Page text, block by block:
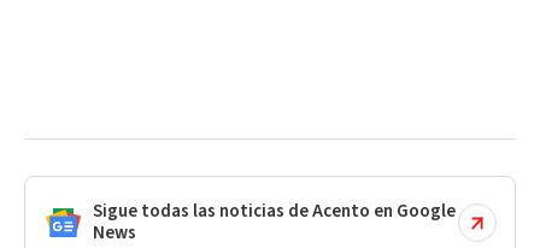
Sigue todas las noticias de Acento en Google
News